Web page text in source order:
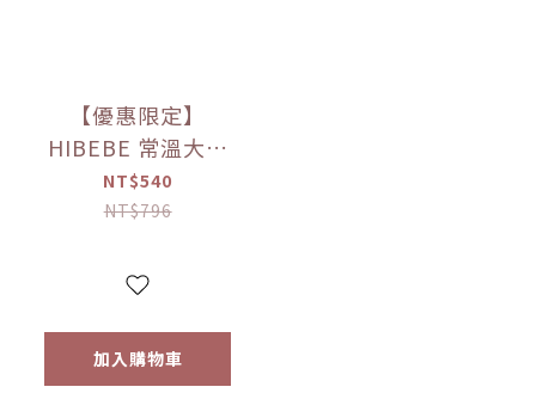
【優惠限定】
HIBEBE 常溫大寶
寶粥系列 雙花豬肉
粥/蓮藕雞肉粥/栗子
(四包入/組)（9個月
NT$540
NT$796
加入購物車